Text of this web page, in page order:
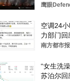
射车都
鹰眼
空调24
力部门回
南方都市报
“女生洗
苏泊尔回